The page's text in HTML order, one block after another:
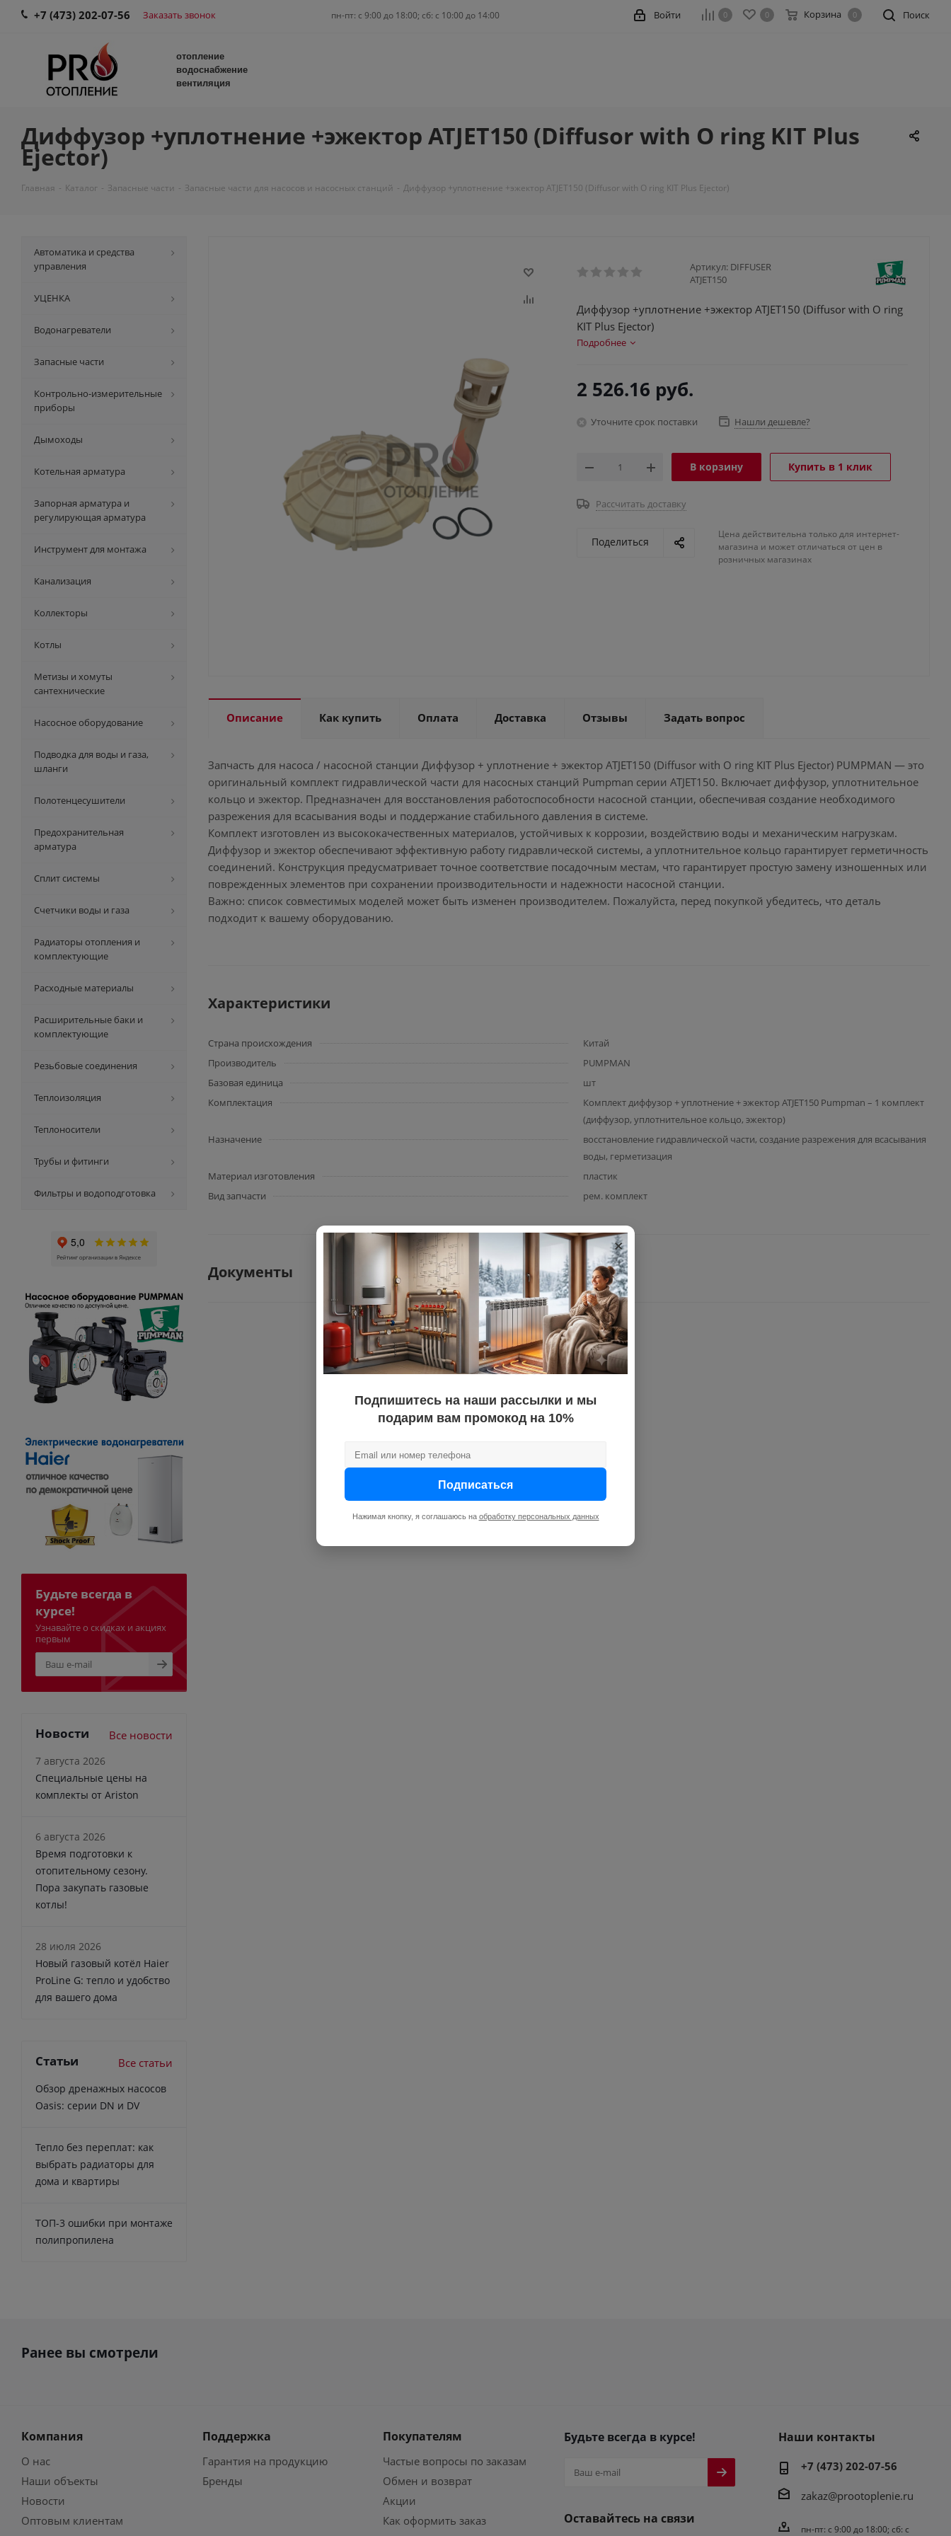
+7 (473) 202-07-56 Заказать звонок пн-пт: c 9:00 до 18:00; сб: с 10:00 до 14:00 Поиск
0 0 Корзина 0
Войти
отопление
водоснабжение
вентиляция
Диффузор +уплотнение +эжектор ATJET150 (Diffusor with O ring KIT Plus
Ejector)
Главная - Каталог - Запасные части - Запасные части для насосов и насосных станций - Диффузор +уплотнение +эжектор ATJET150 (Diffusor with O ring KIT Plus Ejector)
Артикул: DIFFUSER
ATJET150
Диффузор +уплотнение +эжектор ATJET150 (Diffusor with O ring
KIT Plus Ejector)
Подробнее
2 526.16 руб.
Уточните срок поставки Нашли дешевле?
В корзину Купить в 1 клик
Рассчитать доставку
Поделиться
Цена действительна только для интернет-
магазина и может отличаться от цен в
розничных магазинах
Описание Как купить Оплата Доставка Отзывы Задать вопрос
Запчасть для насоса / насосной станции Диффузор + уплотнение + эжектор ATJET150 (Diffusor with O ring KIT Plus Ejector) PUMPMAN — это
оригинальный комплект гидравлической части для насосных станций Pumpman серии ATJET150. Включает диффузор, уплотнительное
кольцо и эжектор. Предназначен для восстановления работоспособности насосной станции, обеспечивая создание необходимого
разрежения для всасывания воды и поддержание стабильного давления в системе.
Комплект изготовлен из высококачественных материалов, устойчивых к коррозии, воздействию воды и механическим нагрузкам.
Диффузор и эжектор обеспечивают эффективную работу гидравлической системы, а уплотнительное кольцо гарантирует герметичность
соединений. Конструкция предусматривает точное соответствие посадочным местам, что гарантирует простую замену изношенных или
поврежденных элементов при сохранении производительности и надежности насосной станции.
Важно: список совместимых моделей может быть изменен производителем. Пожалуйста, перед покупкой убедитесь, что деталь
подходит к вашему оборудованию.
Характеристики
Страна происхождения
Китай
Производитель
PUMPMAN
Базовая единица
шт
Комплектация
Комплект диффузор + уплотнение + эжектор ATJET150 Pumpman – 1 комплект
(диффузор, уплотнительное кольцо, эжектор)
Назначение
восстановление гидравлической части, создание разрежения для всасывания
воды, герметизация
Материал изготовления
пластик
Вид запчасти
рем. комплект
Документы
Автоматика и средства
управления
УЦЕНКА
Водонагреватели
Запасные части
Контрольно-измерительные
приборы
Дымоходы
Котельная арматура
Запорная арматура и
регулирующая арматура
Инструмент для монтажа
Канализация
Коллекторы
Котлы
Метизы и хомуты
сантехнические
Насосное оборудование
Подводка для воды и газа,
шланги
Полотенцесушители
Предохранительная
арматура
Сплит системы
Счетчики воды и газа
Радиаторы отопления и
комплектующие
Расходные материалы
Расширительные баки и
комплектующие
Резьбовые соединения
Теплоизоляция
Теплоносители
Трубы и фитинги
Фильтры и водоподготовка
Будьте всегда в
курсе!
Узнавайте о скидках и акциях
первым
Новости Все новости
7 августа 2026
Специальные цены на
комплекты от Ariston
6 августа 2026
Время подготовки к
отопительному сезону.
Пора закупать газовые
котлы!
28 июля 2026
Новый газовый котёл Haier
ProLine G: тепло и удобство
для вашего дома
Статьи Все статьи
Обзор дренажных насосов
Oasis: серии DN и DV
Тепло без переплат: как
выбрать радиаторы для
дома и квартиры
ТОП-3 ошибки при монтаже
полипропилена
Ранее вы смотрели
Компания
О нас
Наши объекты
Новости
Оптовым клиентам
Поддержка
Гарантия на продукцию
Бренды
Покупателям
Частые вопросы по заказам
Обмен и возврат
Акции
Как оформить заказ
Будьте всегда в курсе!
Оставайтесь на связи
Наши контакты
+7 (473) 202-07-56
zakaz@prootoplenie.ru
пн-пт: c 9:00 до 18:00; сб: с
×
Подпишитесь на наши рассылки и мы
подарим вам промокод на 10%
Подписаться
Нажимая кнопку, я соглашаюсь на обработку персональных данных